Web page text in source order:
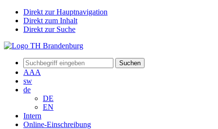
Direkt zur Hauptnavigation
Direkt zum Inhalt
Direkt zur Suche
Suchen
AAA
sw
de
DE
EN
Intern
Online-Einschreibung